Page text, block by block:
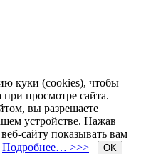
куки (cookies), чтобы
просмотре сайта.
вы разрешаете
устройстве. Нажав
сайту показывать вам
Подробнее… >>> OK